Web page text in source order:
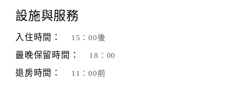
設施與服務
入住時間： 15：00後
最晚保留時間： 18：00
退房時間： 11：00前